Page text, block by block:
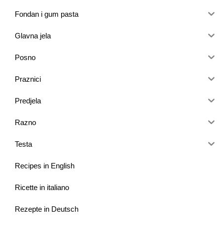
Fondan i gum pasta
Glavna jela
Posno
Praznici
Predjela
Razno
Testa
Recipes in English
Ricette in italiano
Rezepte in Deutsch